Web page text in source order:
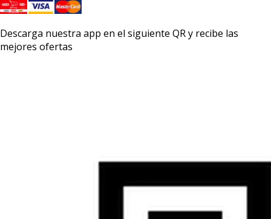
Descarga nuestra app en el siguiente QR y recibe las
mejores ofertas